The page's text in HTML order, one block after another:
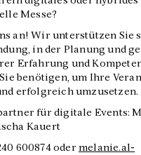
Messe?
an! Wir unterstützen Sie
in der Planung und
Erfahrung und
benötigen, um Ihre
erfolgreich umzusetzen.
für digitale Events:
Kauert
600874 oder melanie.al-